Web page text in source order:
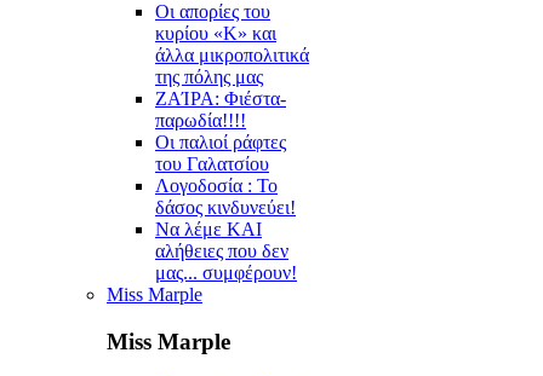
Οι απορίες του
κυρίου «Κ» και
άλλα μικροπολιτικά
της πόλης μας
ZAΊΡΑ: Φιέστα-
παρωδία!!!!
Οι παλιοί ράφτες
του Γαλατσίου
Λογοδοσία : Το
δάσος κινδυνεύει!
Να λέμε ΚΑΙ
αλήθειες που δεν
μας... συμφέρουν!
Miss Marple
Miss Marple